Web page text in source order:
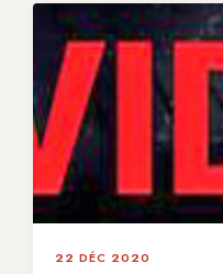
22 DÉC 2020